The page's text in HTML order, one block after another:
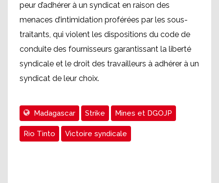
peur d’adhérer à un syndicat en raison des
menaces d’intimidation proférées par les sous-
traitants, qui violent les dispositions du code de
conduite des fournisseurs garantissant la liberté
syndicale et le droit des travailleurs à adhérer à un
syndicat de leur choix.
Madagascar Strike Mines et DGOJP
Rio Tinto Victoire syndicale